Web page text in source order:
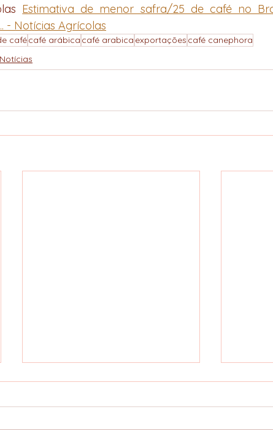
Estimativa de menor safra/25 de café no
- Notícias Agrícolas
cafécafé arábica café arabica exportações café canephora
Notícias